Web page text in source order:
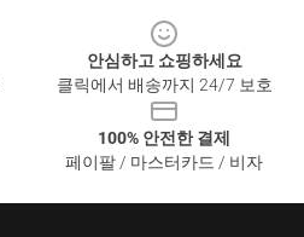
안심하고 쇼핑하세요
클릭에서 배송까지 24/7 보호
100% 안전한 결제
페이팔 / 마스터카드 / 비자